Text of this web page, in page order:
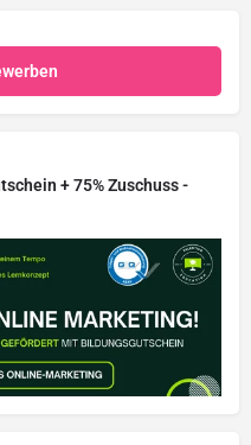
+ 75% Zuschuss -